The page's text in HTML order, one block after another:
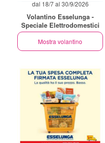
dal 18/7 al 30/9/2026
Volantino Esselunga -
Speciale Elettrodomestici
Mostra volantino